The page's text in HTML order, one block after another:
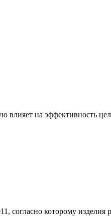
влияет на эффективность
согласно которому